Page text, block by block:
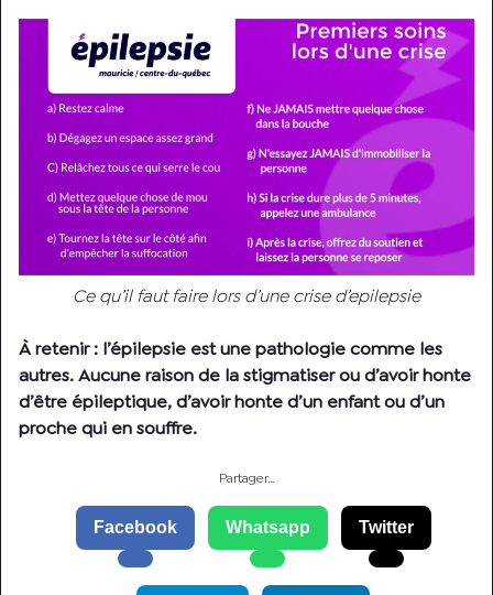
Ce qu’il faut faire lors d’une crise d’epilepsie
À retenir : l’épilepsie est une pathologie comme les
autres. Aucune raison de la stigmatiser ou d’avoir honte
d’être épileptique, d’avoir honte d’un enfant ou d’un
proche qui en souffre.
Partager…
Facebook Whatsapp Twitter